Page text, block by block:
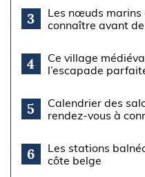
3
Les nœuds marins
connaître avant
4
Ce village
l’escapade
5
Calendrier des
rendez-vous à
6
Les stations
côte belge